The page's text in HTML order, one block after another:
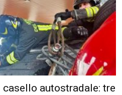
autostradale: tre